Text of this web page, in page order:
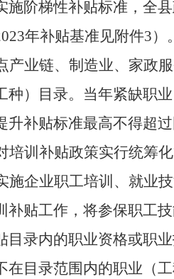
施阶梯性补贴标准，全
年补贴基准见附件3）
产业链、制造业、家政
种）目录。当年紧缺职
升补贴标准最高不得超
培训补贴政策实行统筹
施企业职工培训、就业
补贴工作，将参保职工
目录内的职业资格或职
在目录范围内的职业（